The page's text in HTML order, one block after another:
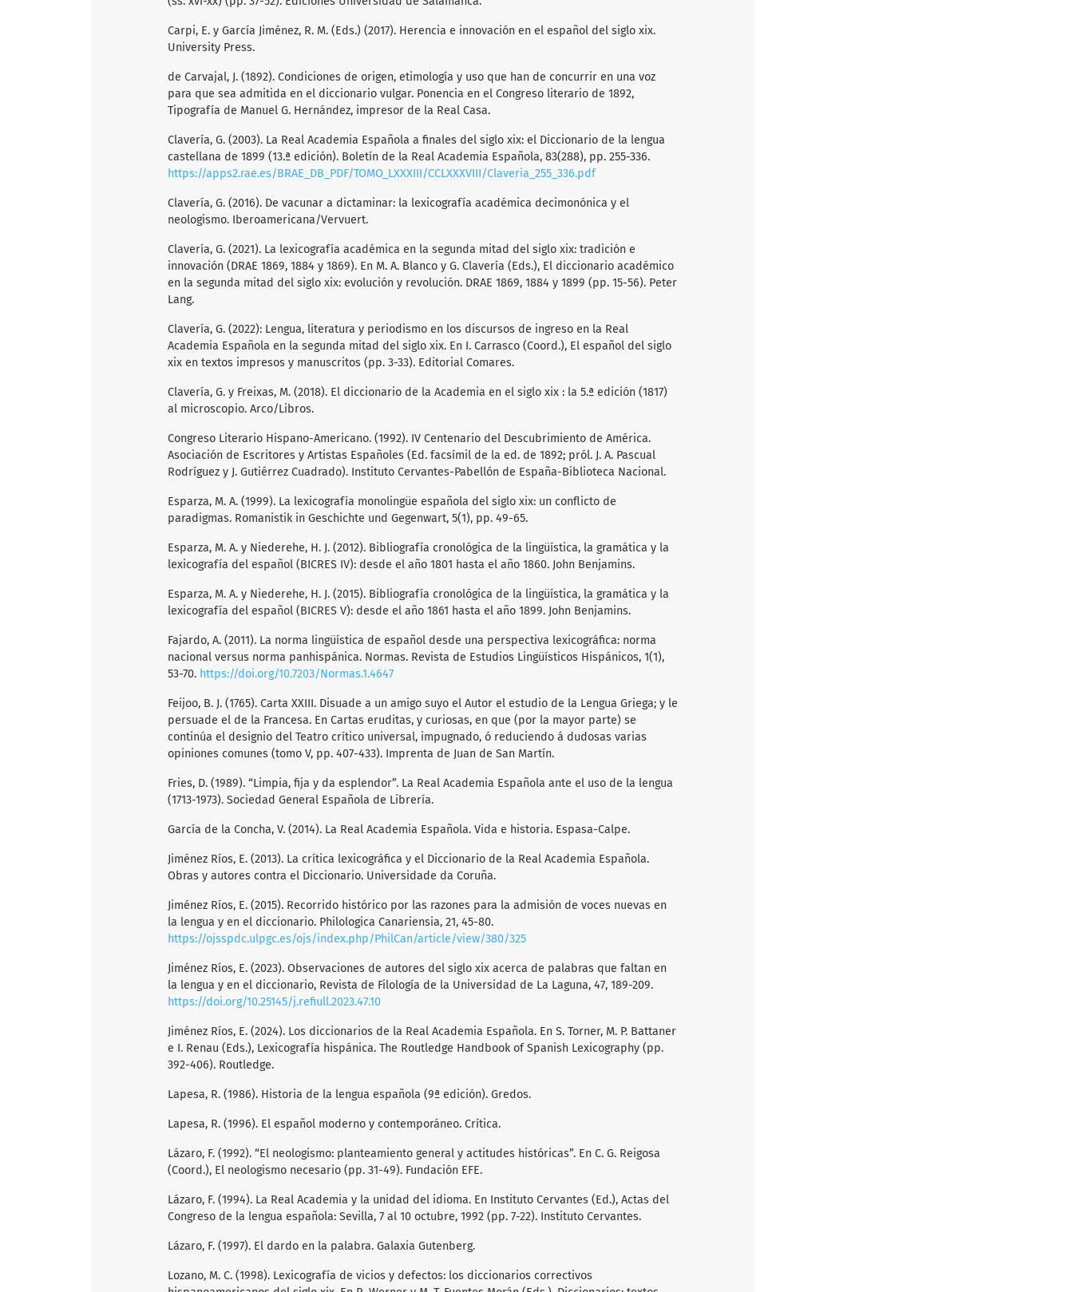
Carpi, E. y García Jiménez, R. M. (Eds.) (2017). Herencia e innovación en el español del siglo xix.
University Press.
de Carvajal, J. (1892). Condiciones de origen, etimología y uso que han de concurrir en una voz
para que sea admitida en el diccionario vulgar. Ponencia en el Congreso literario de 1892,
Tipografía de Manuel G. Hernández, impresor de la Real Casa.
Clavería, G. (2003). La Real Academia Española a finales del siglo xix: el Diccionario de la lengua
castellana de 1899 (13.ª edición). Boletín de la Real Academia Española, 83(288), pp. 255-336.
https://apps2.rae.es/BRAE_DB_PDF/TOMO_LXXXIII/CCLXXXVIII/Claveria_255_336.pdf
Clavería, G. (2016). De vacunar a dictaminar: la lexicografía académica decimonónica y el
neologismo. Iberoamericana/Vervuert.
Clavería, G. (2021). La lexicografía académica en la segunda mitad del siglo xix: tradición e
innovación (DRAE 1869, 1884 y 1869). En M. A. Blanco y G. Clavería (Eds.), El diccionario académico
en la segunda mitad del siglo xix: evolución y revolución. DRAE 1869, 1884 y 1899 (pp. 15-56). Peter
Lang.
Clavería, G. (2022): Lengua, literatura y periodismo en los discursos de ingreso en la Real
Academia Española en la segunda mitad del siglo xix. En I. Carrasco (Coord.), El español del siglo
xix en textos impresos y manuscritos (pp. 3-33). Editorial Comares.
Clavería, G. y Freixas, M. (2018). El diccionario de la Academia en el siglo xix : la 5.ª edición (1817)
al microscopio. Arco/Libros.
Congreso Literario Hispano-Americano. (1992). IV Centenario del Descubrimiento de América.
Asociación de Escritores y Artistas Españoles (Ed. facsímil de la ed. de 1892; pról. J. A. Pascual
Rodríguez y J. Gutiérrez Cuadrado). Instituto Cervantes-Pabellón de España-Biblioteca Nacional.
Esparza, M. A. (1999). La lexicografía monolingüe española del siglo xix: un conflicto de
paradigmas. Romanistik in Geschichte und Gegenwart, 5(1), pp. 49-65.
Esparza, M. A. y Niederehe, H. J. (2012). Bibliografía cronológica de la lingüística, la gramática y la
lexicografía del español (BICRES IV): desde el año 1801 hasta el año 1860. John Benjamins.
Esparza, M. A. y Niederehe, H. J. (2015). Bibliografía cronológica de la lingüística, la gramática y la
lexicografía del español (BICRES V): desde el año 1861 hasta el año 1899. John Benjamins.
Fajardo, A. (2011). La norma lingüística de español desde una perspectiva lexicográfica: norma
nacional versus norma panhispánica. Normas. Revista de Estudios Lingüísticos Hispánicos, 1(1),
53-70. https://doi.org/10.7203/Normas.1.4647
Feijoo, B. J. (1765). Carta XXIII. Disuade a un amigo suyo el Autor el estudio de la Lengua Griega; y le
persuade el de la Francesa. En Cartas eruditas, y curiosas, en que (por la mayor parte) se
continúa el designio del Teatro crítico universal, impugnado, ó reduciendo á dudosas varias
opiniones comunes (tomo V, pp. 407-433). Imprenta de Juan de San Martín.
Fries, D. (1989). “Limpia, fija y da esplendor”. La Real Academia Española ante el uso de la lengua
(1713-1973). Sociedad General Española de Librería.
García de la Concha, V. (2014). La Real Academia Española. Vida e historia. Espasa-Calpe.
Jiménez Ríos, E. (2013). La crítica lexicográfica y el Diccionario de la Real Academia Española.
Obras y autores contra el Diccionario. Universidade da Coruña.
Jiménez Ríos, E. (2015). Recorrido histórico por las razones para la admisión de voces nuevas en
la lengua y en el diccionario. Philologica Canariensia, 21, 45-80.
https://ojsspdc.ulpgc.es/ojs/index.php/PhilCan/article/view/380/325
Jiménez Ríos, E. (2023). Observaciones de autores del siglo xix acerca de palabras que faltan en
la lengua y en el diccionario, Revista de Filología de la Universidad de La Laguna, 47, 189-209.
https://doi.org/10.25145/j.refiull.2023.47.10
Jiménez Ríos, E. (2024). Los diccionarios de la Real Academia Española. En S. Torner, M. P. Battaner
e I. Renau (Eds.), Lexicografía hispánica. The Routledge Handbook of Spanish Lexicography (pp.
392-406). Routledge.
Lapesa, R. (1986). Historia de la lengua española (9ª edición). Gredos.
Lapesa, R. (1996). El español moderno y contemporáneo. Crítica.
Lázaro, F. (1992). “El neologismo: planteamiento general y actitudes históricas”. En C. G. Reigosa
(Coord.), El neologismo necesario (pp. 31-49). Fundación EFE.
Lázaro, F. (1994). La Real Academia y la unidad del idioma. En Instituto Cervantes (Ed.), Actas del
Congreso de la lengua española: Sevilla, 7 al 10 octubre, 1992 (pp. 7-22). Instituto Cervantes.
Lázaro, F. (1997). El dardo en la palabra. Galaxia Gutenberg.
Lozano, M. C. (1998). Lexicografía de vicios y defectos: los diccionarios correctivos